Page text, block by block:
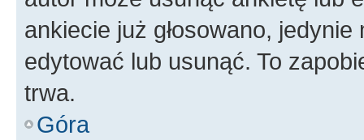
ankiecie już głosowano,
edytować lub usunąć. To
trwa.
Góra